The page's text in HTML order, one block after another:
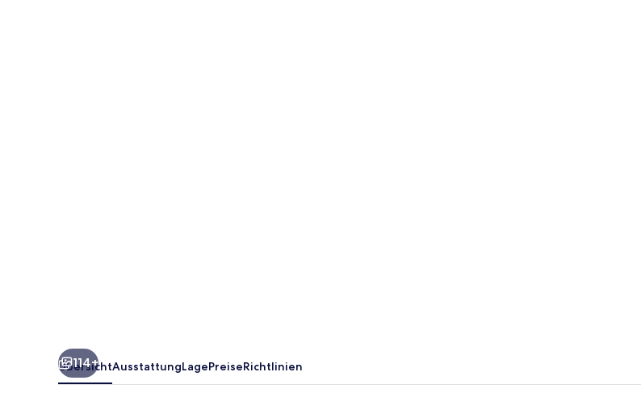
114+
ÜbersichtAusstattungLagePreiseRichtlinien